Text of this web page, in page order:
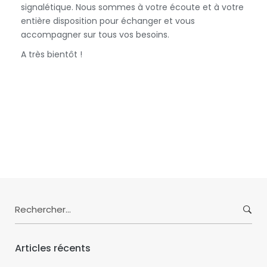
signalétique. Nous sommes à votre écoute et à votre
entière disposition pour échanger et vous
accompagner sur tous vos besoins.
A très bientôt !
for:
Articles récents